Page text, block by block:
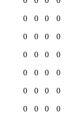
0 0 0 0
0 0 0 0
0 0 0 0
0 0 0 0
0 0 0 0
0 0 0 0